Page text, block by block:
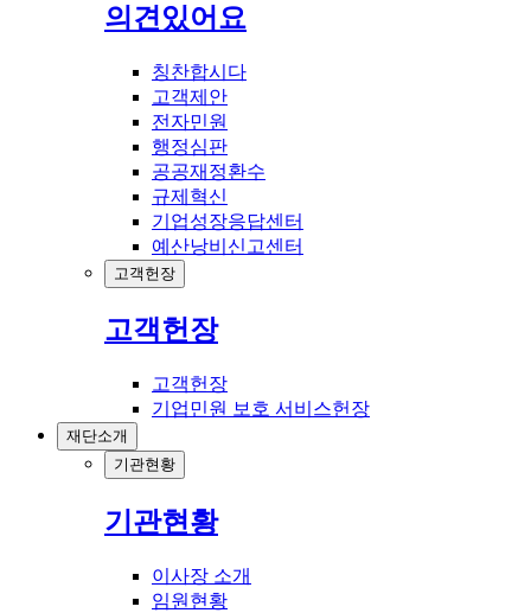
의견있어요
칭찬합시다
고객제안
전자민원
행정심판
공공재정환수
규제혁신
기업성장응답센터
예산낭비신고센터
고객헌장
고객헌장
고객헌장
기업민원 보호 서비스헌장
재단소개
기관현황
기관현황
이사장 소개
임원현황